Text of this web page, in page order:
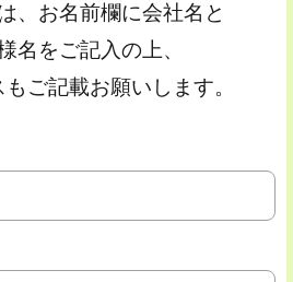
、お名前欄に会社名と
名をご記入の上、
ご記載お願いします。